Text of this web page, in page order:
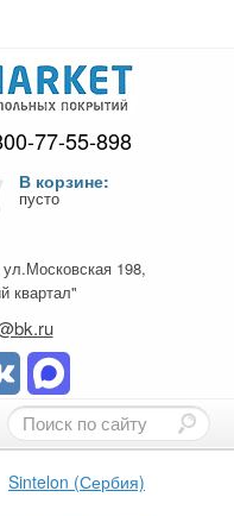
77-55-898
В корзине:
пусто
ул.Московская 198,
квартал"
Sintelon (Сербия)